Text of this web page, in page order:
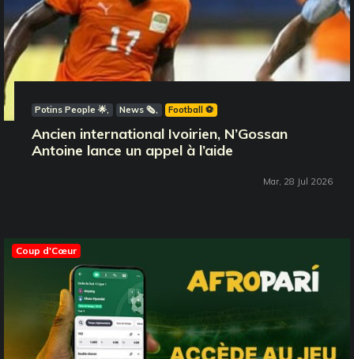
Potins People 🌟 News 🗞️ Football ⚽️
Ancien international Ivoirien, N’Gossan
Antoine lance un appel à l’aide
Mar, 28 Jul 2026
Coup d'Cœur